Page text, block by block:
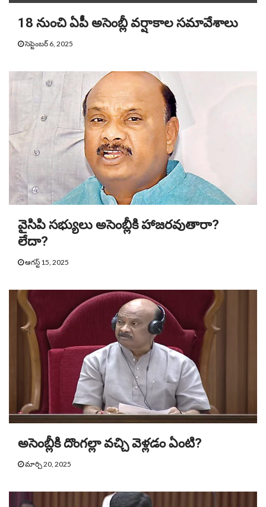
18 నుంచి ఏపీ అసెంబ్లీ వర్షాకాల సమావేశాలు
సెప్టెంబర్ 6, 2025
వైసిపి సభ్యులు అసెంబ్లీకి హాజరవుతారా?
లేదా?
ఆగస్ట్ 15, 2025
అసెంబ్లీకి దొంగల్లా వచ్చి వెళ్లడం ఏంటి?
మార్చి 20, 2025